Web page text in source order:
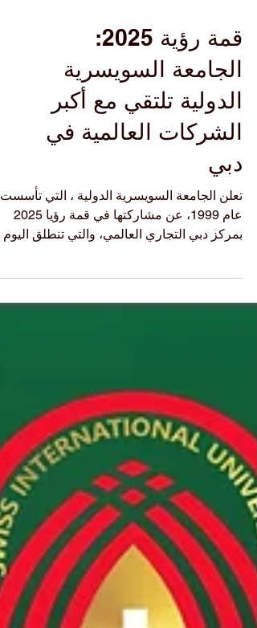
قمة رؤية 2025:
الجامعة السويسرية
الدولية تلتقي مع أكبر
الشركات العالمية في
دبي
وتستمر...